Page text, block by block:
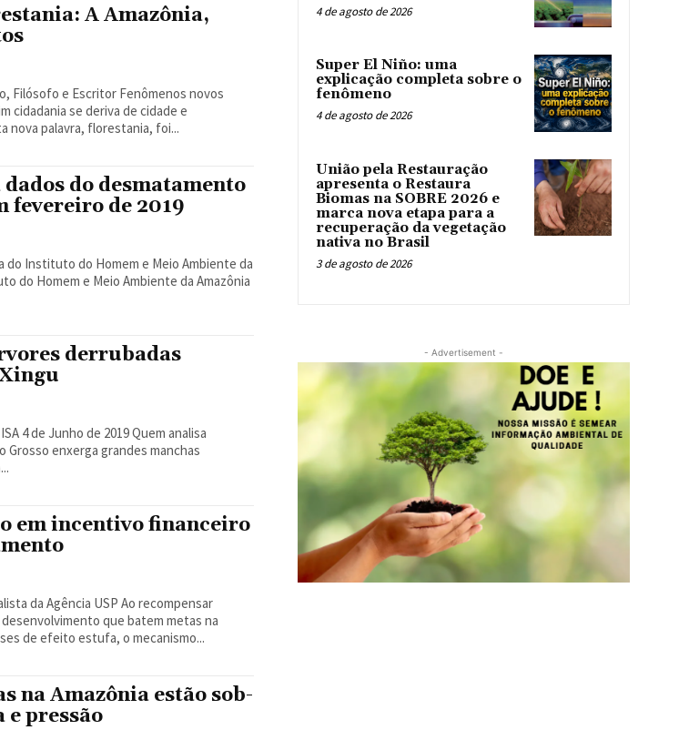
A Amazônia,
Escritor Fenômenos novos
cidadania se deriva de cidade e
nova palavra, florestania, foi...
do desmatamento
fevereiro de 2019
Instituto do Homem e Meio Ambiente da
derrubadas
Junho de 2019 Quem analisa
Grosso enxerga grandes manchas
em incentivo financeiro
USP Ao recompensar
que batem metas na
de efeito estufa, o mecanismo...
na Amazônia estão sob-
e pressão
4 de agosto de 2026
Super El Niño: uma
explicação completa sobre o
fenômeno
4 de agosto de 2026
União pela Restauração
apresenta o Restaura
Biomas na SOBRE 2026 e
marca nova etapa para a
recuperação da vegetação
nativa no Brasil
3 de agosto de 2026
- Advertisement -